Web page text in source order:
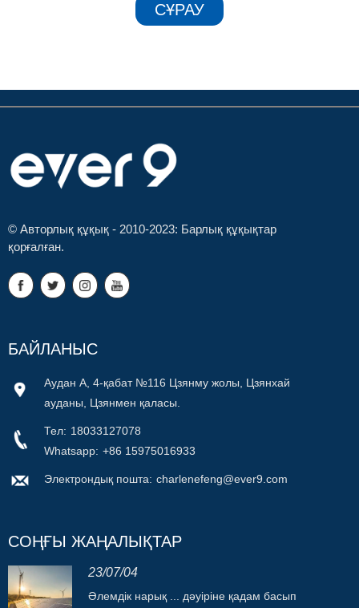
СҰРАУ
© Авторлық құқық - 2010-2023: Барлық құқықтар
қорғалған.
БАЙЛАНЫС
Аудан А, 4-қабат №116 Цзянму жолы, Цзянхай
ауданы, Цзянмен қаласы.
Тел: 18033127078
Whatsapp: +86 15975016933
Электрондық пошта: charlenefeng@ever9.com
СОҢҒЫ ЖАҢАЛЫҚТАР
23/07/04
Әлемдік нарық ... дәуіріне қадам басып